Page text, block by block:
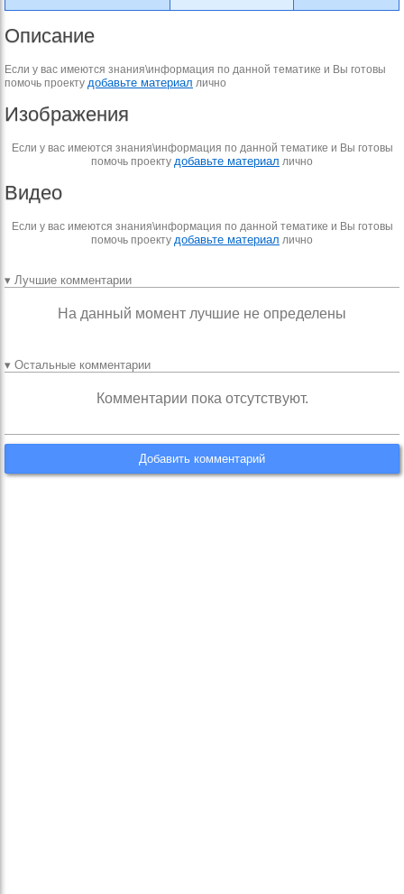
Описание
Если у вас имеются знания\информация по данной тематике и Вы готовы
помочь проекту добавьте материал лично
Изображения
Если у вас имеются знания\информация по данной тематике и Вы готовы
помочь проекту добавьте материал лично
Видео
Если у вас имеются знания\информация по данной тематике и Вы готовы
помочь проекту добавьте материал лично
▾ Лучшие комментарии
На данный момент лучшие не определены
▾ Остальные комментарии
Комментарии пока отсутствуют.
Добавить комментарий